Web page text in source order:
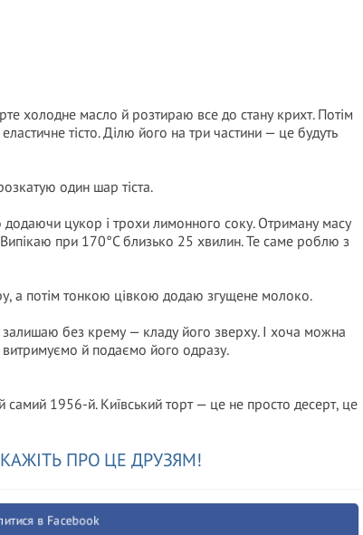
холодне масло й розтираю все до стану крихт. Потім
тісто. Ділю його на три частини — це будуть
один шар тіста.
додаючи цукор і трохи лимонного соку. Отриману масу
при 170°C близько 25 хвилин. Те саме роблю з
а потім тонкою цівкою додаю згущене молоко.
без крему — кладу його зверху. І хоча можна
витримуємо й подаємо його одразу.
1956-й. Київський торт — це не просто десерт, це
ПРО ЦЕ ДРУЗЯМ!
в Facebook